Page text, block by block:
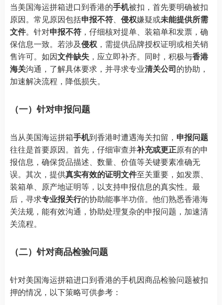
当美国海运拼箱进口到香港的手机被扣，首先要明确被扣
原因。常见原因包括申报不符、 侵权嫌疑或未能提供所需
文件。针对申报不符 ，仔细核对提单、装箱单和发票，确
保信息一致。若涉及侵权 ，需提供品牌授权证明或相关销
售许可。如因文件缺失 ，应立即补齐。同时，积极与香港
海关沟通，了解具体要求，并寻求专业清关公司的协助，
加速解决流程，降低损失。
（一）针对申报问题
当从美国海运拼箱手机到香港时遭遇海关扣留， 申报问题
往往是首要原因。首先，仔细审查并补充或更正原有的申
报信息，确保货品描述、数量、价值等关键要素准确无
误。其次，提供真实有效的证明文件至关重要，如发票、
装箱单、原产地证明等，以支持申报信息的真实性。最
后，寻求专业报关行的协助能事半功倍。他们熟悉香港海
关法规，能有效沟通，协助处理复杂的申报问题，加速清
关流程。
（二）针对商品检验问题
针对美国海运拼箱进口到香港的手机因商品检验问题被扣
押的情况，以下策略可供参考：